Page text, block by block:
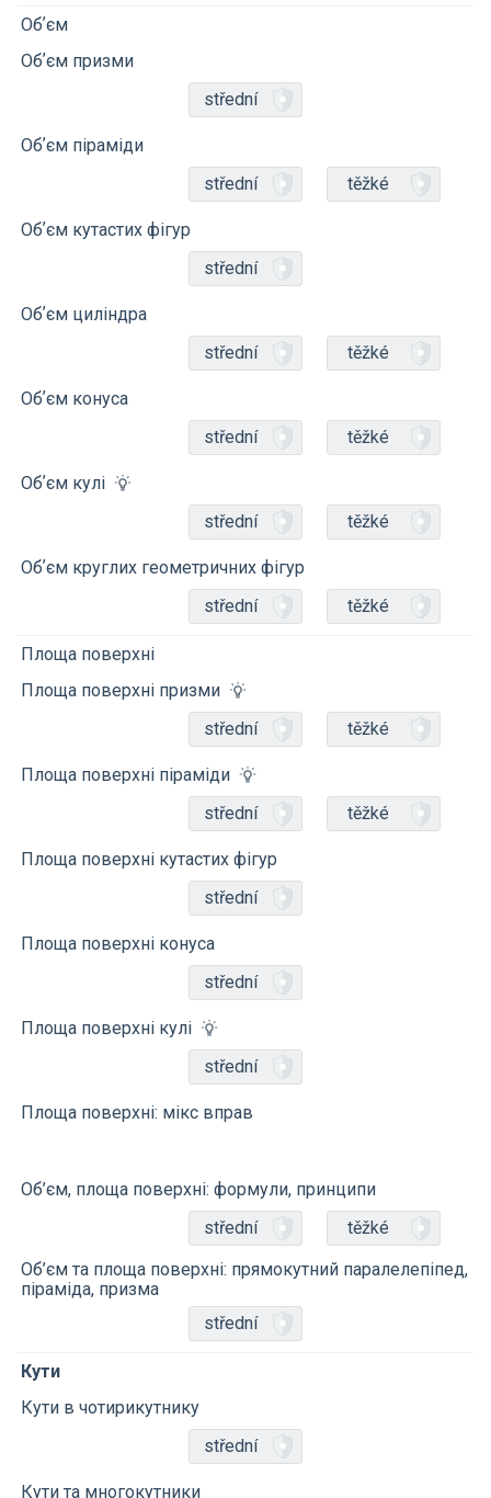
Обʼєм
Обʼєм призми
střední
Обʼєм піраміди
střední
těžké
Обʼєм кутастих фігур
střední
Обʼєм циліндра
střední
těžké
Обʼєм конуса
střední
těžké
Обʼєм кулі
střední
těžké
Обʼєм круглих геометричних фігур
střední
těžké
Площа поверхні
Площа поверхні призми
střední
těžké
Площа поверхні піраміди
střední
těžké
Площа поверхні кутастих фігур
střední
Площа поверхні конуса
střední
Площа поверхні кулі
střední
Площа поверхні: мікс вправ
Об’єм, площа поверхні: формули, принципи
střední
těžké
Об’єм та площа поверхні: прямокутний паралелепіпед,
піраміда, призма
střední
Кути
Кути в чотирикутнику
střední
Кути та многокутники